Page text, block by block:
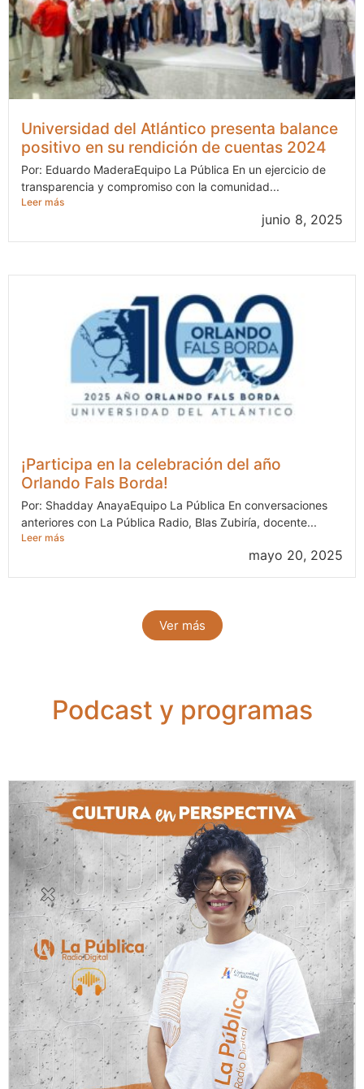
Universidad del Atlántico presenta balance
positivo en su rendición de cuentas 2024
Por: Eduardo MaderaEquipo La Pública En un ejercicio de
transparencia y compromiso con la comunidad...
Leer más
junio 8, 2025
¡Participa en la celebración del año
Orlando Fals Borda!
Por: Shadday AnayaEquipo La Pública En conversaciones
anteriores con La Pública Radio, Blas Zubiría, docente...
Leer más
mayo 20, 2025
Ver más
Podcast y programas